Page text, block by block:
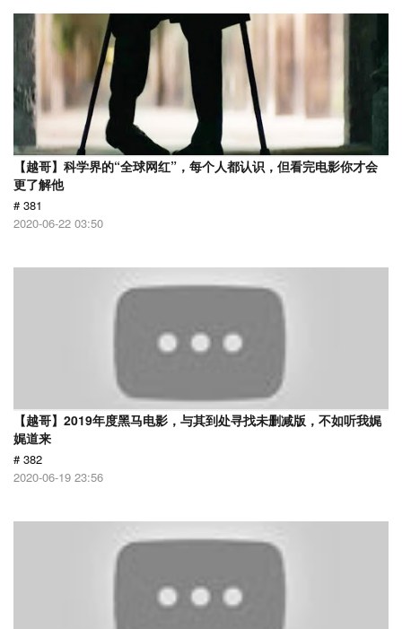
【越哥】科学界的“全球网红”，每个人都认识，但看完电影你才会
更了解他
# 381
2020-06-22 03:50
【越哥】2019年度黑马电影，与其到处寻找未删减版，不如听我娓
娓道来
# 382
2020-06-19 23:56